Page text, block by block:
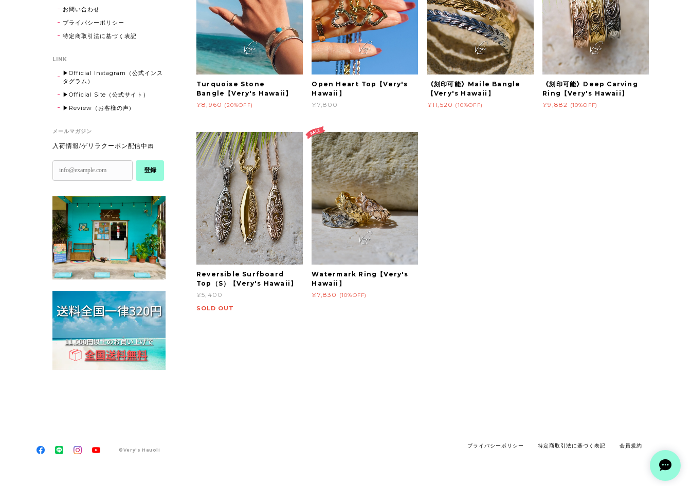
Turquoise Stone
Bangle【Very's Hawaii】
¥8,960 (20%OFF)
Open Heart Top【Very's
Hawaii】
¥7,800
《刻印可能》Maile Bangle
【Very's Hawaii】
¥11,520 (10%OFF)
《刻印可能》Deep Carving
Ring【Very's Hawaii】
¥9,882
(10%OFF)
Reversible Surfboard
Top（S）【Very's Hawaii】
¥5,400
SOLD OUT
Watermark Ring【Very's
Hawaii】
¥7,830
(10%OFF)
お問い合わせ
プライバシーポリシー
特定商取引法に基づく表記
LINK
▶Official Instagram（公式インス
タグラム）
▶Official Site（公式サイト）
▶Review（お客様の声）
メールマガジン
入荷情報/ゲリラクーポン配信中🎀
登録
プライバシーポリシー 特定商取引法に基づく表記 会員規約
©Very's Hauoli